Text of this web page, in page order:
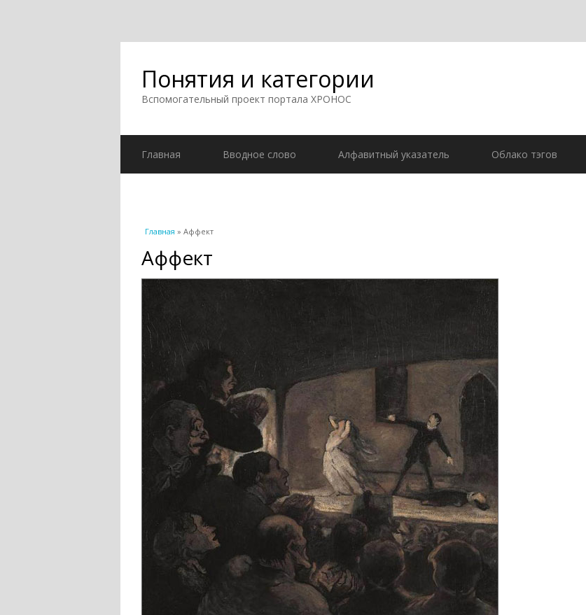
Понятия и категории
Вспомогательный проект портала ХРОНОС
Главная Вводное слово Алфавитный указатель Облако тэгов
Вы здесь
Главная » Аффект
Аффект